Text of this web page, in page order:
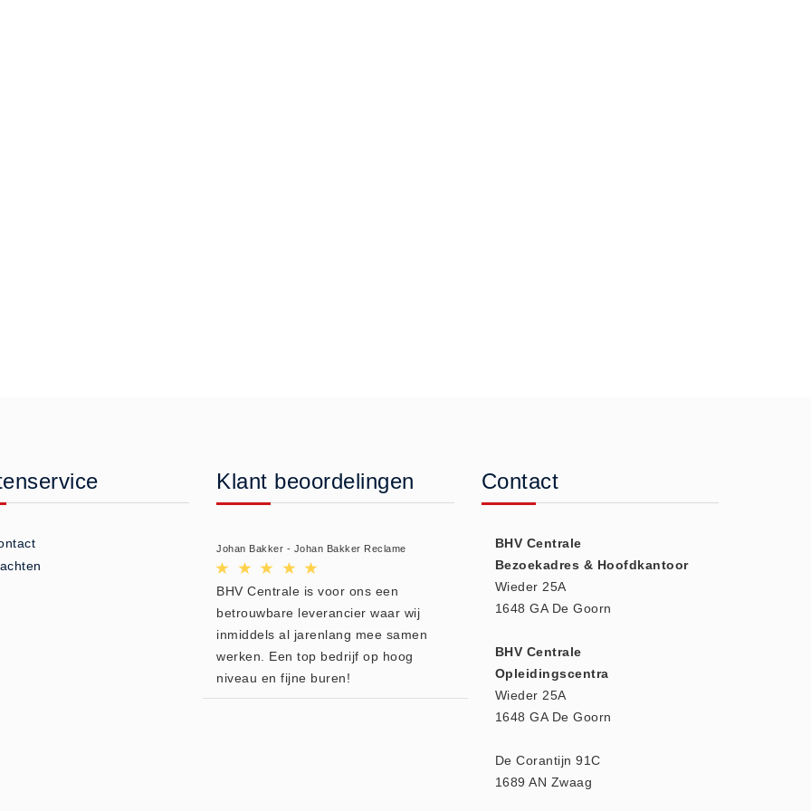
Klant beoordelingen
Johan Bakker - Johan Bakker Reclame
BHV Centrale is voor ons een
betrouwbare leverancier waar wij
inmiddels al jarenlang mee samen
werken. Een top bedrijf op hoog
niveau en fijne buren!
Contact
BHV Centrale
Bezoekadres & Hoofdkantoor
Wieder 25A
1648 GA De Goorn
BHV Centrale
Opleidingscentra
Wieder 25A
1648 GA De Goorn
De Corantijn 91C
1689 AN Zwaag